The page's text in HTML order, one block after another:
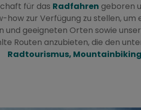
für das Radfahren geboren
how zur Verfügung zu stellen,
und geeigneten Orten sowie
Routen anzubieten, die den
Radtourismus,